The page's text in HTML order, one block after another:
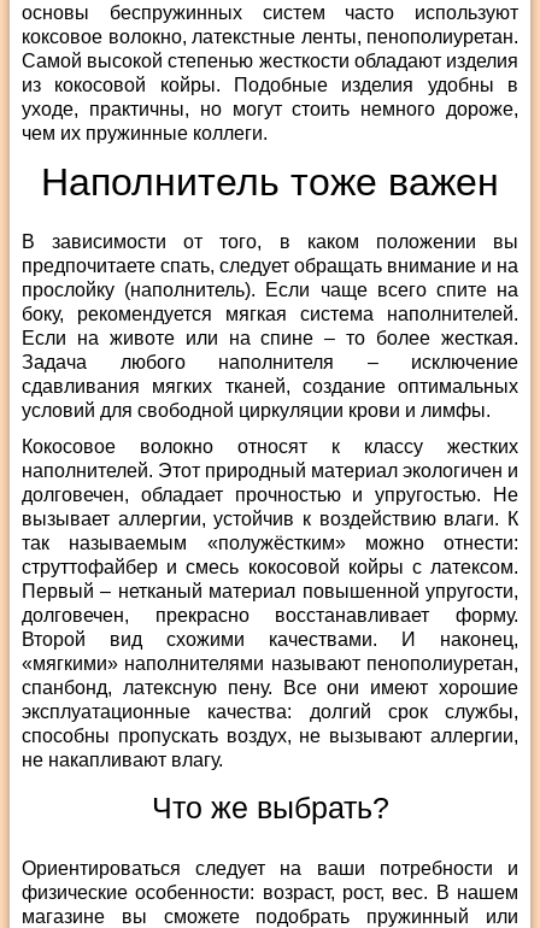
основы беспружинных систем часто используют
коксовое волокно, латекстные ленты, пенополиуретан.
Самой высокой степенью жесткости обладают изделия
из кокосовой койры. Подобные изделия удобны в
уходе, практичны, но могут стоить немного дороже,
чем их пружинные коллеги.
Наполнитель тоже важен
В зависимости от того, в каком положении вы
предпочитаете спать, следует обращать внимание и на
прослойку (наполнитель). Если чаще всего спите на
боку, рекомендуется мягкая система наполнителей.
Если на животе или на спине – то более жесткая.
Задача любого наполнителя – исключение
сдавливания мягких тканей, создание оптимальных
условий для свободной циркуляции крови и лимфы.
Кокосовое волокно относят к классу жестких
наполнителей. Этот природный материал экологичен и
долговечен, обладает прочностью и упругостью. Не
вызывает аллергии, устойчив к воздействию влаги. К
так называемым «полужёстким» можно отнести:
струттофайбер и смесь кокосовой койры с латексом.
Первый – нетканый материал повышенной упругости,
долговечен, прекрасно восстанавливает форму.
Второй вид схожими качествами. И наконец,
«мягкими» наполнителями называют пенополиуретан,
спанбонд, латексную пену. Все они имеют хорошие
эксплуатационные качества: долгий срок службы,
способны пропускать воздух, не вызывают аллергии,
не накапливают влагу.
Что же выбрать?
Ориентироваться следует на ваши потребности и
физические особенности: возраст, рост, вес. В нашем
магазине вы сможете подобрать пружинный или